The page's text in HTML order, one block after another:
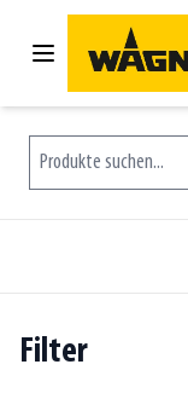
Zum Inhalt springen
Produkte suchen...
Filter